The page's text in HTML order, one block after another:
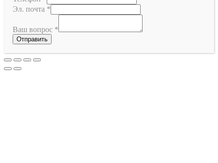
Эл. почта *
Ваш вопрос *
Отправить